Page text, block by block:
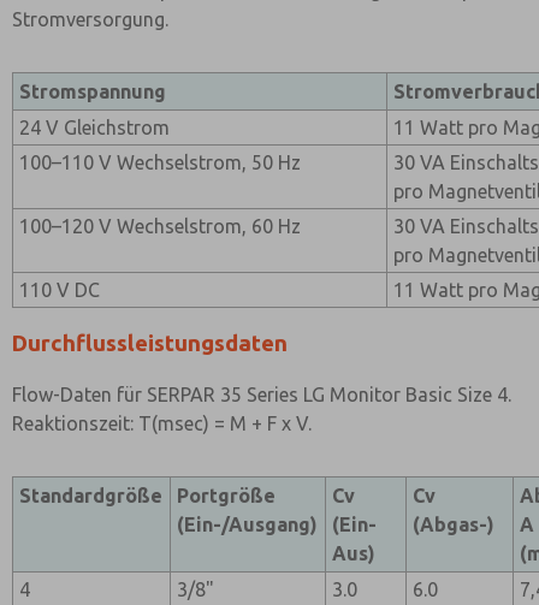
Stromversorgung.
Stromspannung
24 V Gleichstrom
11 Watt pro
100–110 V Wechselstrom, 50 Hz
30 VA
pro
100–120 V Wechselstrom, 60 Hz
30 VA
pro
110 V DC
11 Watt pro
Durchflussleistungsdaten
Flow-Daten für SERPAR 35 Series LG Monitor Basic Size 4.
Reaktionszeit: T(msec) = M + F x V.
Standardgröße
Portgröße
(Ein-/Ausgang)
Cv
(Ein-
Aus)
Cv
(Abgas-)
A
4
3/8" 3.0 6.0